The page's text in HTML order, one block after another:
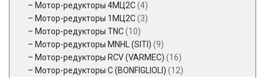
Мотор-редукторы 4МЦ2С(4)
Мотор-редукторы 1МЦ2С(3)
Мотор-редукторы TNC(10)
Мотор-редукторы MNHL (SITI) (9)
Мотор-редукторы RCV (VARMEC) (16)
Мотор-редукторы C (BONFIGLIOLI) (12)